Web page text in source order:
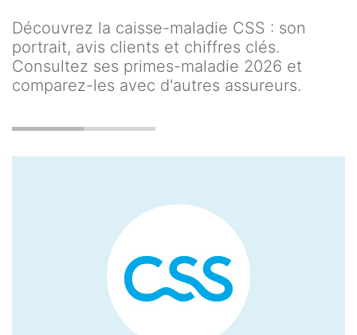
Découvrez la caisse-maladie CSS : son
portrait, avis clients et chiffres clés.
Consultez ses primes-maladie 2026 et
comparez-les avec d'autres assureurs.